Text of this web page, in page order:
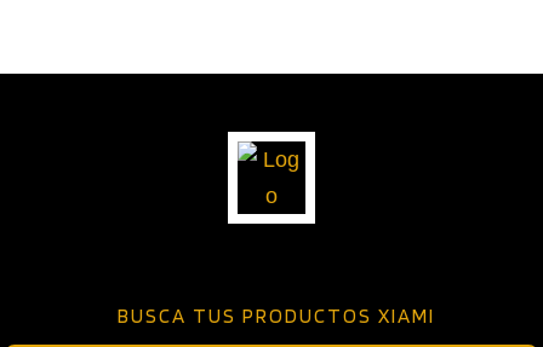
BUSCA TUS PRODUCTOS XIAMI